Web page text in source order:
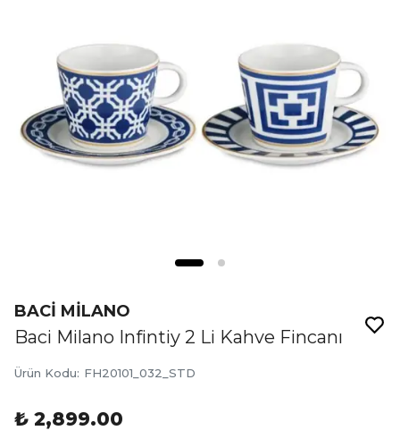
BACİ MİLANO
Baci Milano Infintiy 2 Li Kahve Fincanı
Ürün Kodu: FH20101_032_STD
₺ 2,899.00